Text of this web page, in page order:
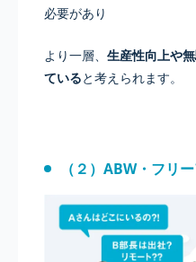
必要があり
より一層、 生産性向上や
ていると考えられます。
（２）ABW・フリ